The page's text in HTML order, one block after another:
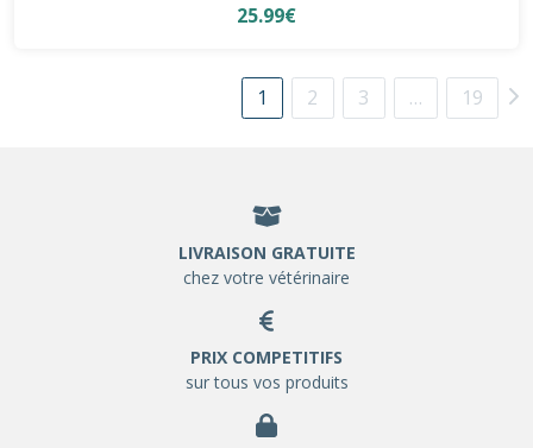
25.99€
1 2 3 … 19
LIVRAISON GRATUITE
chez votre vétérinaire
PRIX COMPETITIFS
sur tous vos produits